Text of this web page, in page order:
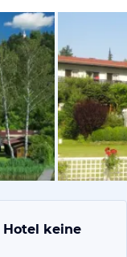
vom
keine